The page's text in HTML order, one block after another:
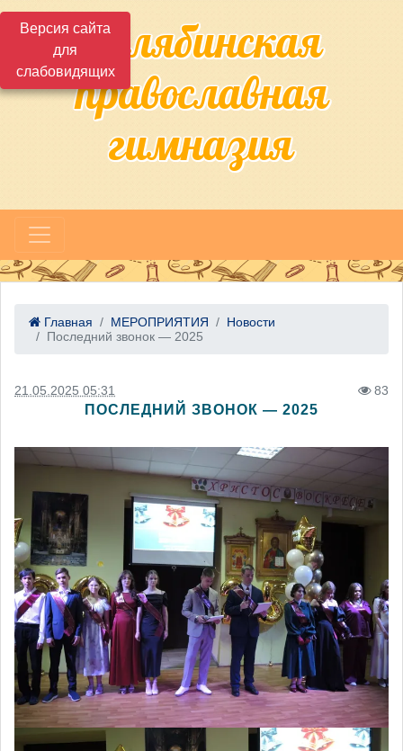
Версия сайта
для
слабовидящихЧелябинская
православная
гимназия
Главная МЕРОПРИЯТИЯ
Новости
Последний звонок — 2025
21.05.2025 05:31 83
ПОСЛЕДНИЙ ЗВОНОК — 2025